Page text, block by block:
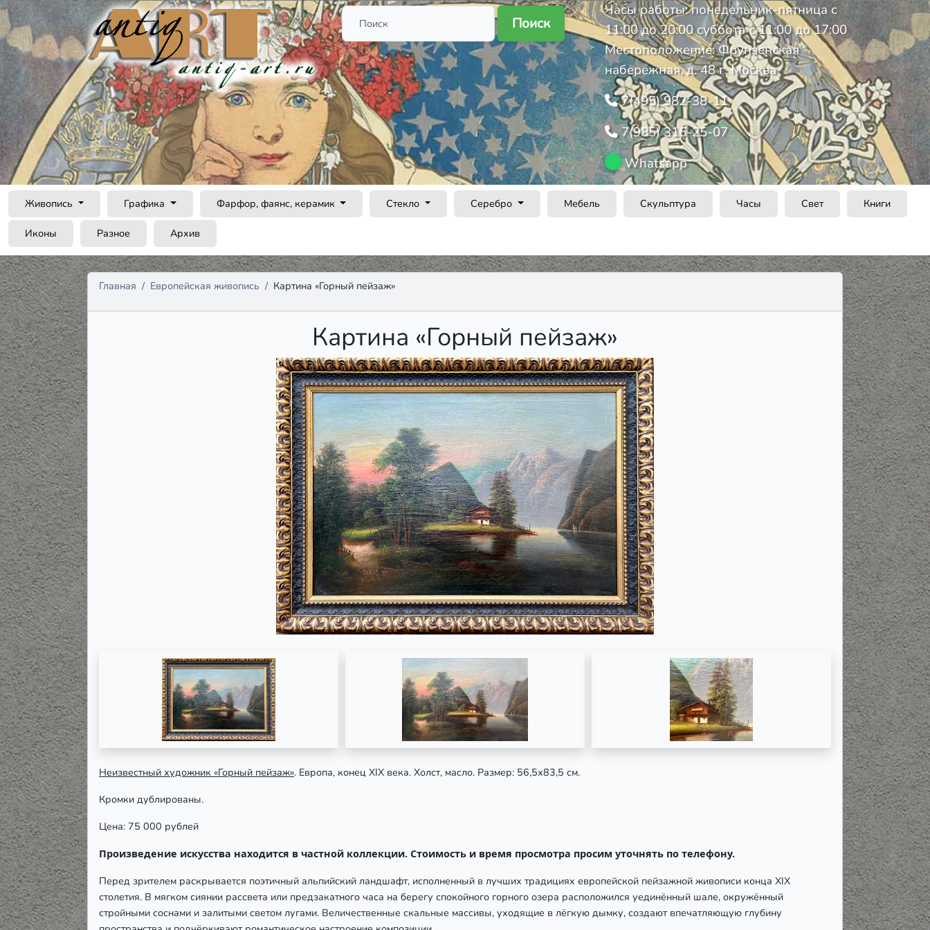
Поиск
Часы работы: понедельник-пятница с
11:00 до 20:00 суббота с 11:00 до 17:00
Местоположение: Фрунзенская
набережная, д. 48 г. Москва
7(495) 982-38-11
7(985) 316-25-07
Whatsapp
Живопись Графика Фарфор, фаянс, керамик Стекло Серебро Мебель Скульптура Часы Свет Книги
Иконы Разное Архив
Главная Европейская живопись Картина «Горный пейзаж»
Картина «Горный пейзаж»
Неизвестный художник «Горный пейзаж». Европа, конец XIX века. Холст, масло. Размер: 56,5х83,5 см.
Кромки дублированы.
Цена: 75 000 рублей
Произведение искусства находится в частной коллекции. Стоимость и время просмотра просим уточнять по телефону.
Перед зрителем раскрывается поэтичный альпийский ландшафт, исполненный в лучших традициях европейской пейзажной живописи конца XIX
столетия. В мягком сиянии рассвета или предзакатного часа на берегу спокойного горного озера расположился уединённый шале, окружённый
стройными соснами и залитыми светом лугами. Величественные скальные массивы, уходящие в лёгкую дымку, создают впечатляющую глубину